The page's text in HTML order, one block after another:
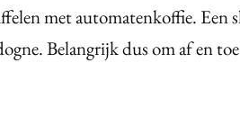
met automatenkoffie. Een
Belangrijk dus om af en